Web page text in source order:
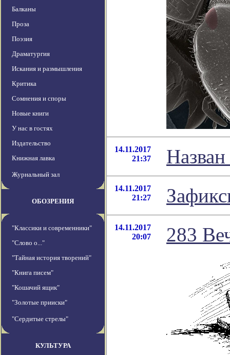
Балканы
Проза
Поэзия
Драматургия
Искания и размышления
Критика
Сомнения и споры
Новые книги
У нас в гостях
Издательство
Книжная лавка
Журнальный зал
ОБОЗРЕНИЯ
"Классики и современники"
"Слово о..."
"Тайная история творений"
"Книга писем"
"Кошачий ящик"
"Золотые прииски"
"Сердитые стрелы"
КУЛЬТУРА
14.11.2017
21:37
14.11.2017
21:27
14.11.2017
20:07
283